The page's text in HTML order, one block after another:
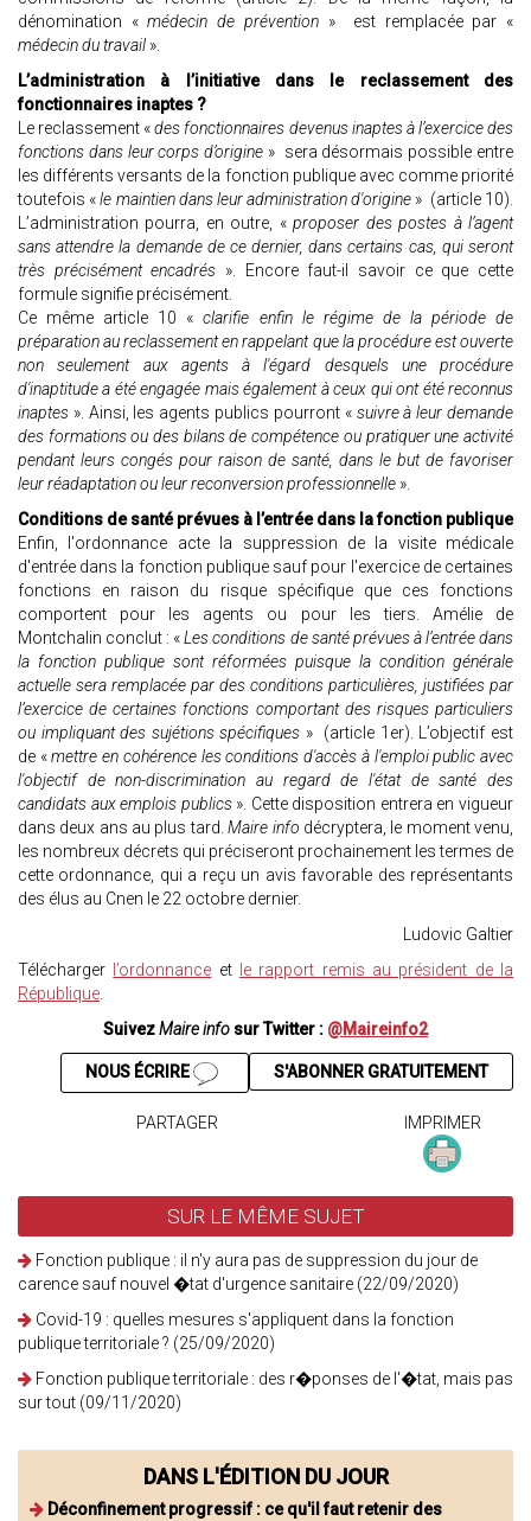
dénomination «médecin de prévention » est remplacée par «
médecin du travail ».
L’administration à l’initiative dans le reclassement des
fonctionnaires inaptes ?
Le reclassement «des fonctionnaires devenus inaptes à l’exercice des
fonctions dans leur corps d’origine » sera désormais possible entre
les différents versants de la fonction publique avec comme priorité
toutefois «le maintien dans leur administration d'origine » (article 10).
L’administration pourra, en outre, «proposer des postes à l’agent
sans attendre la demande de ce dernier, dans certains cas, qui seront
très précisément encadrés ». Encore faut-il savoir ce que cette
formule signifie précisément.
Ce même article 10 «clarifie enfin le régime de la période de
préparation au reclassement en rappelant que la procédure est ouverte
non seulement aux agents à l'égard desquels une procédure
d'inaptitude a été engagée mais également à ceux qui ont été reconnus
inaptes ». Ainsi, les agents publics pourront « suivre à leur demande
des formations ou des bilans de compétence ou pratiquer une activité
pendant leurs congés pour raison de santé, dans le but de favoriser
leur réadaptation ou leur reconversion professionnelle ».
Conditions de santé prévues à l’entrée dans la fonction publique
Enfin, l'ordonnance acte la suppression de la visite médicale
d'entrée dans la fonction publique sauf pour l'exercice de certaines
fonctions en raison du risque spécifique que ces fonctions
comportent pour les agents ou pour les tiers. Amélie de
Montchalin conclut : «Les conditions de santé prévues à l’entrée dans
la fonction publique sont réformées puisque la condition générale
actuelle sera remplacée par des conditions particulières, justifiées par
l’exercice de certaines fonctions comportant des risques particuliers
ou impliquant des sujétions spécifiques » (article 1er). L’objectif est
de «mettre en cohérence les conditions d'accès à l'emploi public avec
l'objectif de non-discrimination au regard de l'état de santé des
candidats aux emplois publics». Cette disposition entrera en vigueur
dans deux ans au plus tard.Maire info décryptera, le moment venu,
les nombreux décrets qui préciseront prochainement les termes de
cette ordonnance, qui a reçu un avis favorable des représentants
des élus au Cnen le 22 octobre dernier.
Ludovic Galtier
Télécharger l’ordonnance et
le rapport remis au président de la
République.
SuivezMaire info sur Twitter : @Maireinfo2
S'ABONNER GRATUITEMENT
NOUS ÉCRIRE
PARTAGER IMPRIMER
SUR LE MÊME SUJET
Fonction publique : il n'y aura pas de suppression du jour de
carence sauf nouvel �tat d'urgence sanitaire (22/09/2020)
Covid-19 : quelles mesures s'appliquent dans la fonction
publique territoriale ? (25/09/2020)
Fonction publique territoriale : des r�ponses de l'�tat, mais pas
sur tout (09/11/2020)
DANS L'ÉDITION DU JOUR
Déconfinement progressif : ce qu'il faut retenir des